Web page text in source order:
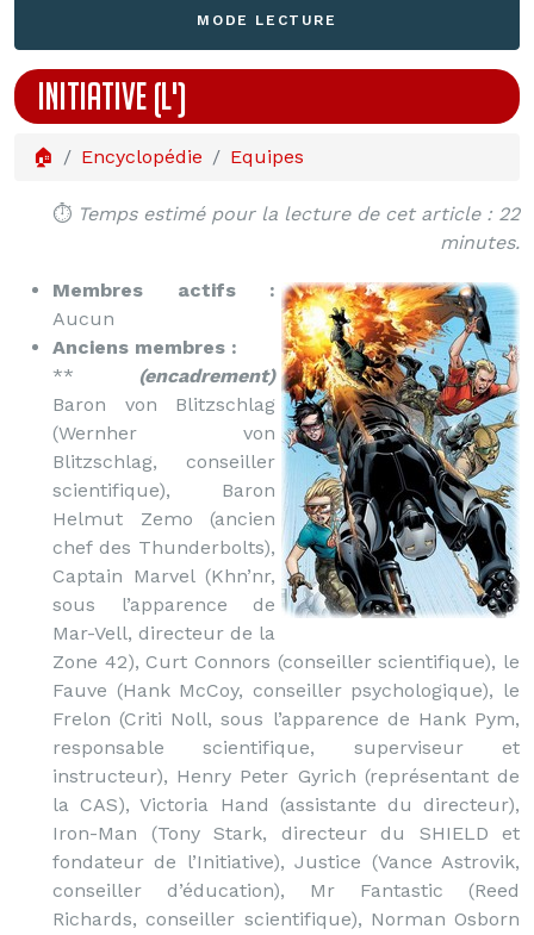
MODE LECTURE
INITIATIVE (L')
🏠 Encyclopédie Equipes
⏱️ Temps estimé pour la lecture de cet article : 22
minutes.
Membres actifs :
Aucun
Anciens membres :
**
(encadrement)
Baron von Blitzschlag
(Wernher von
Blitzschlag, conseiller
scientifique), Baron
Helmut Zemo (ancien
chef des Thunderbolts),
Captain Marvel (Khn’nr,
sous l’apparence de
Mar-Vell, directeur de la
Zone 42), Curt Connors (conseiller scientifique), le
Fauve (Hank McCoy, conseiller psychologique), le
Frelon (Criti Noll, sous l’apparence de Hank Pym,
responsable scientifique, superviseur et
instructeur), Henry Peter Gyrich (représentant de
la CAS), Victoria Hand (assistante du directeur),
Iron-Man (Tony Stark, directeur du SHIELD et
fondateur de l’Initiative), Justice (Vance Astrovik,
conseiller d’éducation), Mr Fantastic (Reed
Richards, conseiller scientifique), Norman Osborn